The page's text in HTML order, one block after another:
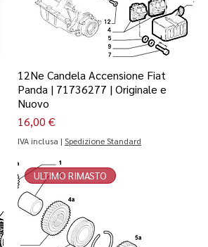
12Ne Candela Accensione Fiat
Panda | 71736277 | Originale e
Nuovo
Prezzo
16,00 €
IVA inclusa | Spedizione Standard
ULTIMO RIMASTO